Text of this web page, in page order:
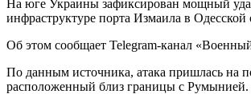
На юге Украины зафиксирован мощный
инфраструктуре порта Измаила в Одесской
Об этом сообщает Telegram-канал «Военный
По данным источника, атака пришлась на
расположенный близ границы с Румынией.